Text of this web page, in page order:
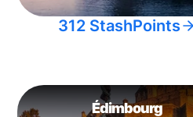
312 StashPoints
Édimbourg